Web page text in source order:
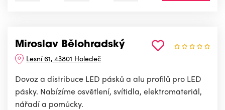
Miroslav Bělohradský
Lesní 61, 43801 Holedeč
Dovoz a distribuce LED pásků a alu profilů pro LED
pásky. Nabízíme osvětlení, svítidla, elektromateriál,
nářadí a pomůcky.